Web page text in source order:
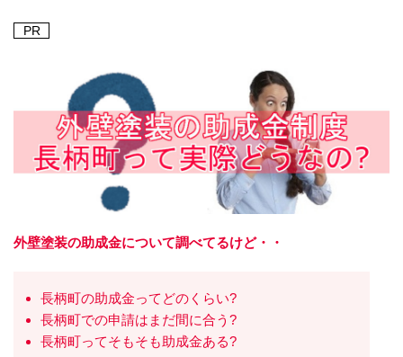
PR
外壁塗装の助成金について調べてるけど・・
長柄町の助成金ってどのくらい?
長柄町での申請はまだ間に合う?
長柄町ってそもそも助成金ある?